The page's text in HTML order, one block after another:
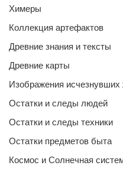
Химеры
Коллекция артефактов
Древние знания и тексты
Древние карты
Изображения исчезнувших
Остатки и следы людей
Остатки и следы техники
Остатки предметов быта
Космос и Солнечная